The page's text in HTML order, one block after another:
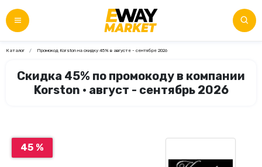
Каталог Промокод Korston на скидку 45% в августе - сентябре 2026
Скидка 45% по промокоду в компании
Korston • август - сентябрь 2026
45 %